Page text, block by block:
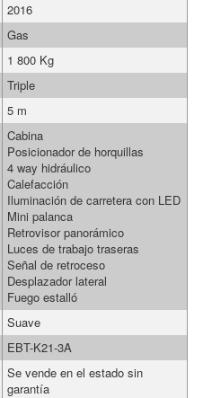
2016
Gas
1 800 Kg
Triple
5 m
Cabina
Posicionador de horquillas
4 way hidráulico
Calefacción
Iluminación de carretera con LED
Mini palanca
Retrovisor panorámico
Luces de trabajo traseras
Señal de retroceso
Desplazador lateral
Fuego estalló
Suave
EBT-K21-3A
Se vende en el estado sin
garantía